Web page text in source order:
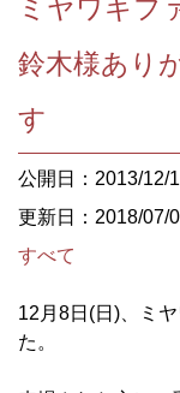
ミヤワキフ
鈴木様あり
す
公開日：2013/12/
更新日：2018/07/
すべて
12月8日(日)、ミ
た。